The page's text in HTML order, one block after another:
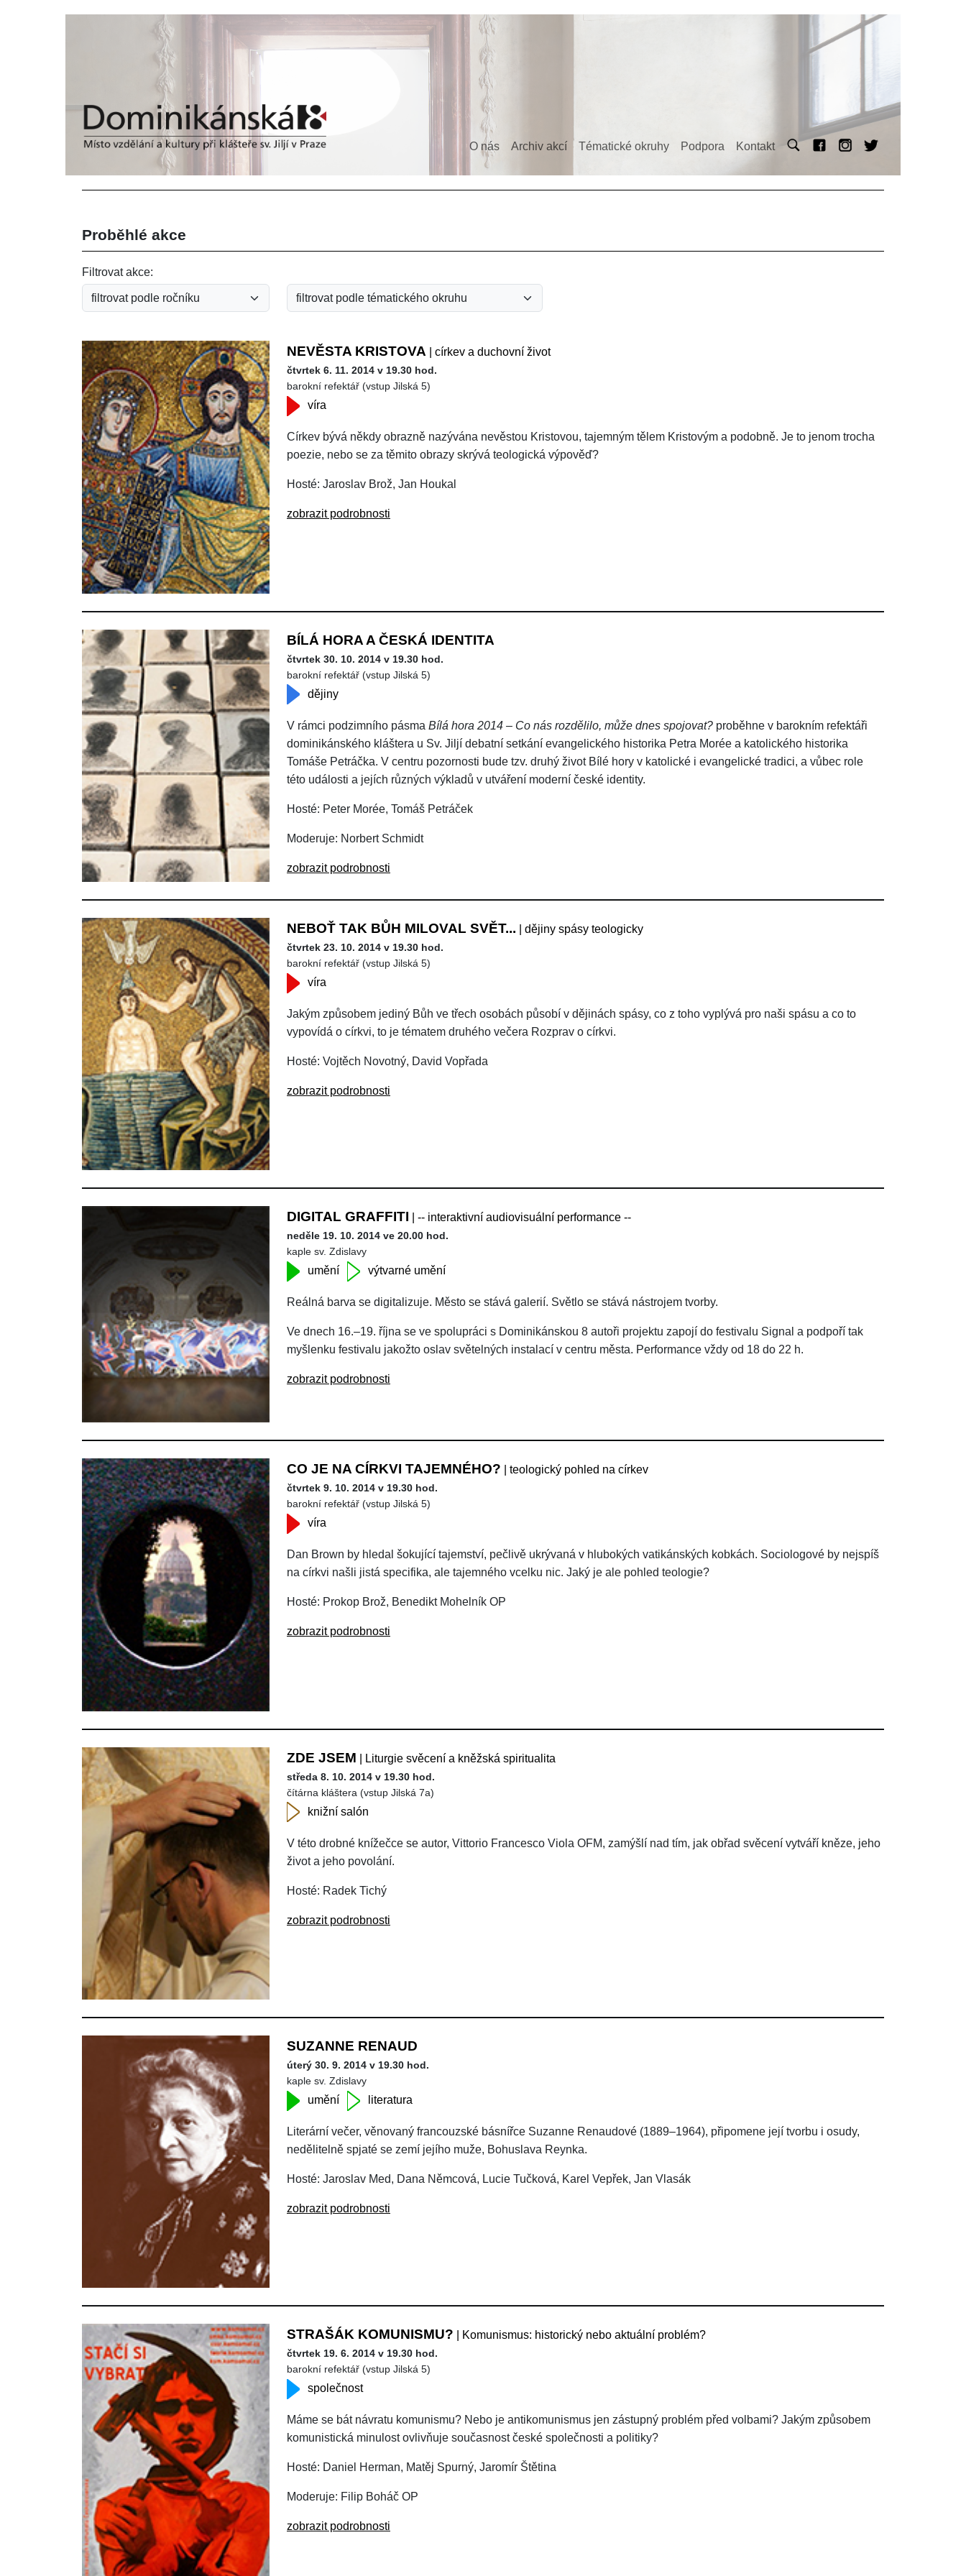
O nás Archiv akcí Tématické okruhy Podpora Kontakt
Proběhlé akce
Filtrovat akce:
NEVĚSTA KRISTOVA | církev a duchovní život
čtvrtek 6. 11. 2014 v 19.30 hod.
barokní refektář (vstup Jilská 5)
víra
Církev bývá někdy obrazně nazývána nevěstou Kristovou, tajemným tělem Kristovým a podobně. Je to jenom trocha
poezie, nebo se za těmito obrazy skrývá teologická výpověď?
Hosté: Jaroslav Brož, Jan Houkal
zobrazit podrobnosti
BÍLÁ HORA A ČESKÁ IDENTITA
čtvrtek 30. 10. 2014 v 19.30 hod.
barokní refektář (vstup Jilská 5)
dějiny
V rámci podzimního pásma Bílá hora 2014 – Co nás rozdělilo, může dnes spojovat? proběhne v barokním refektáři
dominikánského kláštera u Sv. Jiljí debatní setkání evangelického historika Petra Morée a katolického historika
Tomáše Petráčka. V centru pozornosti bude tzv. druhý život Bílé hory v katolické i evangelické tradici, a vůbec role
této události a jejích různých výkladů v utváření moderní české identity.
Hosté: Peter Morée, Tomáš Petráček
Moderuje: Norbert Schmidt
zobrazit podrobnosti
NEBOŤ TAK BŮH MILOVAL SVĚT... | dějiny spásy teologicky
čtvrtek 23. 10. 2014 v 19.30 hod.
barokní refektář (vstup Jilská 5)
víra
Jakým způsobem jediný Bůh ve třech osobách působí v dějinách spásy, co z toho vyplývá pro naši spásu a co to
vypovídá o církvi, to je tématem druhého večera Rozprav o církvi.
Hosté: Vojtěch Novotný, David Vopřada
zobrazit podrobnosti
DIGITAL GRAFFITI | -- interaktivní audiovisuální performance --
neděle 19. 10. 2014 ve 20.00 hod.
kaple sv. Zdislavy
umění výtvarné umění
Reálná barva se digitalizuje. Město se stává galerií. Světlo se stává nástrojem tvorby.
Ve dnech 16.–19. října se ve spolupráci s Dominikánskou 8 autoři projektu zapojí do festivalu Signal a podpoří tak
myšlenku festivalu jakožto oslav světelných instalací v centru města. Performance vždy od 18 do 22 h.
zobrazit podrobnosti
CO JE NA CÍRKVI TAJEMNÉHO? | teologický pohled na církev
čtvrtek 9. 10. 2014 v 19.30 hod.
barokní refektář (vstup Jilská 5)
víra
Dan Brown by hledal šokující tajemství, pečlivě ukrývaná v hlubokých vatikánských kobkách. Sociologové by nejspíš
na církvi našli jistá specifika, ale tajemného vcelku nic. Jaký je ale pohled teologie?
Hosté: Prokop Brož, Benedikt Mohelník OP
zobrazit podrobnosti
ZDE JSEM | Liturgie svěcení a kněžská spiritualita
středa 8. 10. 2014 v 19.30 hod.
čítárna kláštera (vstup Jilská 7a)
knižní salón
V této drobné knížečce se autor, Vittorio Francesco Viola OFM, zamýšlí nad tím, jak obřad svěcení vytváří kněze, jeho
život a jeho povolání.
Hosté: Radek Tichý
zobrazit podrobnosti
SUZANNE RENAUD
úterý 30. 9. 2014 v 19.30 hod.
kaple sv. Zdislavy
umění literatura
Literární večer, věnovaný francouzské básnířce Suzanne Renaudové (1889–1964), připomene její tvorbu i osudy,
nedělitelně spjaté se zemí jejího muže, Bohuslava Reynka.
Hosté: Jaroslav Med, Dana Němcová, Lucie Tučková, Karel Vepřek, Jan Vlasák
zobrazit podrobnosti
STRAŠÁK KOMUNISMU? | Komunismus: historický nebo aktuální problém?
čtvrtek 19. 6. 2014 v 19.30 hod.
barokní refektář (vstup Jilská 5)
společnost
Máme se bát návratu komunismu? Nebo je antikomunismus jen zástupný problém před volbami? Jakým způsobem
komunistická minulost ovlivňuje současnost české společnosti a politiky?
Hosté: Daniel Herman, Matěj Spurný, Jaromír Štětina
Moderuje: Filip Boháč OP
zobrazit podrobnosti